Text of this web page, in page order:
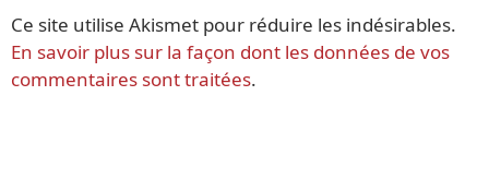
Ce site utilise Akismet pour réduire les indésirables.
En savoir plus sur la façon dont les données de vos
commentaires sont traitées.